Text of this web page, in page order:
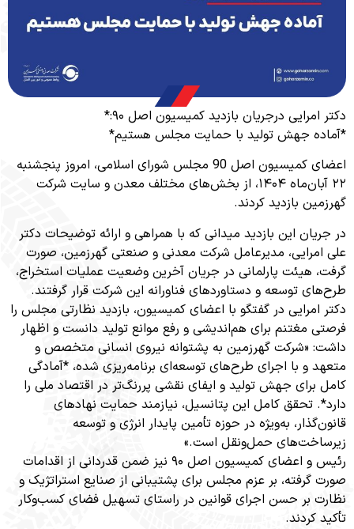
درجریان بازدید کمیسیون اصل ۹۰:*
جهش تولید با حمایت مجلس هستیم*
اعضای کمیسیون اصل 90 مجلس شورای اسلامی، امروز پنجشنبه
۲۲ آبان‌ماه ۱۴۰۴، از بخش‌های مختلف معدن و سایت شرکت
بازدید کردند.
این بازدید میدانی که با همراهی و ارائه توضیحات دکتر
مدیرعامل شرکت معدنی و صنعتی گهرزمین، صورت
هیئت پارلمانی در جریان آخرین وضعیت عملیات استخراج،
توسعه و دستاوردهای فناورانه این شرکت قرار گرفتند.
در گفتگو با اعضای کمیسیون، بازدید نظارتی مجلس را
مغتنم برای هم‌اندیشی و رفع موانع تولید دانست و اظهار
«شرکت گهرزمین به پشتوانه نیروی انسانی متخصص و
و با اجرای طرح‌های توسعه‌ای برنامه‌ریزی شده، *آمادگی
جهش تولید و ایفای نقشی پررنگ‌تر در اقتصاد ملی را
تحقق کامل این پتانسیل، نیازمند حمایت نهادهای
به‌ویژه در حوزه تأمین پایدار انرژی و توسعه
حمل‌ونقل است.»
رئیس و اعضای کمیسیون اصل ۹۰ نیز ضمن قدردانی از اقدامات
بر عزم مجلس برای پشتیبانی از صنایع استراتژیک و
بر حسن اجرای قوانین در راستای تسهیل فضای کسب‌وکار